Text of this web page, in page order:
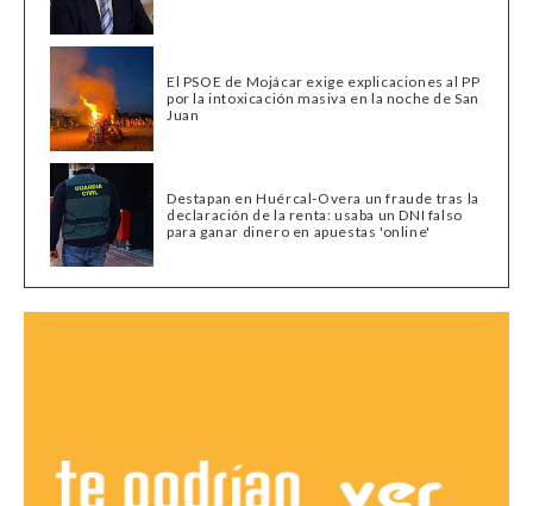
El PSOE de Mojácar exige explicaciones al PP
por la intoxicación masiva en la noche de San
Juan
Destapan en Huércal-Overa un fraude tras la
declaración de la renta: usaba un DNI falso
para ganar dinero en apuestas 'online'